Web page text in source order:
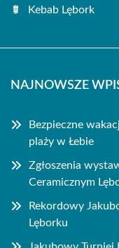
Kebab Lębork
NAJNOWSZE
Bezpieczne
plaży w Łebie
Zgłoszenia
Ceramicznym
Rekordowy
Lęborku